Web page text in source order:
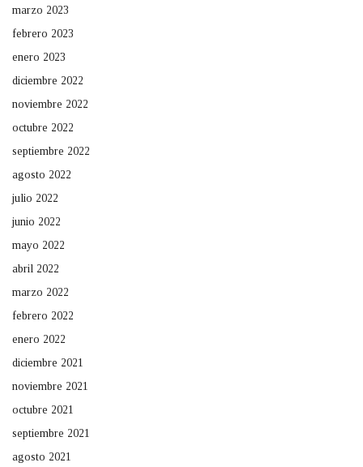
marzo 2023
febrero 2023
enero 2023
diciembre 2022
noviembre 2022
octubre 2022
septiembre 2022
agosto 2022
julio 2022
junio 2022
mayo 2022
abril 2022
marzo 2022
febrero 2022
enero 2022
diciembre 2021
noviembre 2021
octubre 2021
septiembre 2021
agosto 2021